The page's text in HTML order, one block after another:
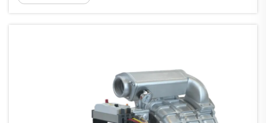
Machinery Co Ltd vyvíjí a vyrábí vysoce